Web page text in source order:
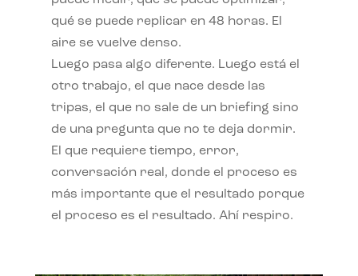
qué se puede replicar en 48 horas. El
aire se vuelve denso.
Luego pasa algo diferente. Luego está el
otro trabajo, el que nace desde las
tripas, el que no sale de un briefing sino
de una pregunta que no te deja dormir.
El que requiere tiempo, error,
conversación real, donde el proceso es
más importante que el resultado porque
el proceso es el resultado. Ahí respiro.